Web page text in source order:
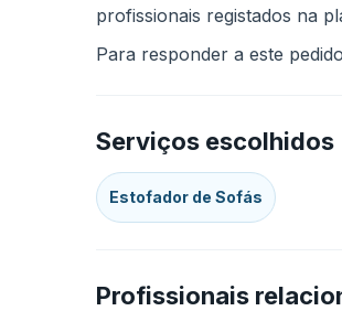
profissionais registados na
Para responder a este
Serviços escolhidos
Estofador de Sofás
Profissionais